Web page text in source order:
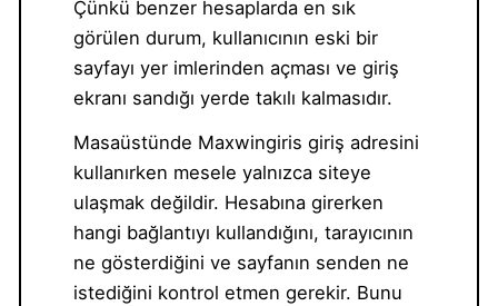
Çünkü benzer hesaplarda en sık
görülen durum, kullanıcının eski bir
sayfayı yer imlerinden açması ve giriş
ekranı sandığı yerde takılı kalmasıdır.
Masaüstünde Maxwingiris giriş adresini
kullanırken mesele yalnızca siteye
ulaşmak değildir. Hesabına girerken
hangi bağlantıyı kullandığını, tarayıcının
ne gösterdiğini ve sayfanın senden ne
istediğini kontrol etmen gerekir. Bunu